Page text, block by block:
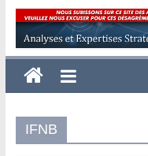
Expertise
et
Analyses
IFNB